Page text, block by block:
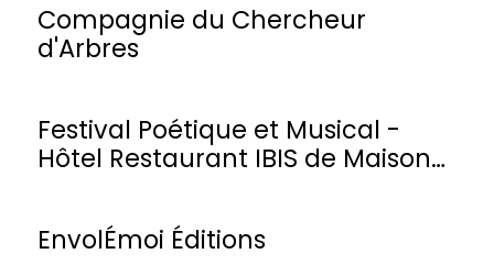
Compagnie du Chercheur
d'Arbres
Festival Poétique et Musical -
Hôtel Restaurant IBIS de Maisons-
EnvolÉmoi Éditions